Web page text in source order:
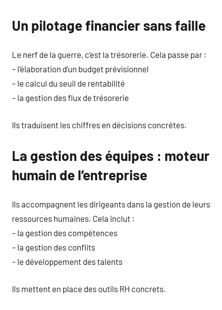
Un pilotage financier sans faille
Le nerf de la guerre, c’est la trésorerie. Cela passe par :
– l’élaboration d’un budget prévisionnel
– le calcul du seuil de rentabilité
– la gestion des flux de trésorerie
Ils traduisent les chiffres en décisions concrètes.
La gestion des équipes : moteur
humain de l’entreprise
Ils accompagnent les dirigeants dans la gestion de leurs
ressources humaines. Cela inclut :
– la gestion des compétences
– la gestion des conflits
– le développement des talents
Ils mettent en place des outils RH concrets.